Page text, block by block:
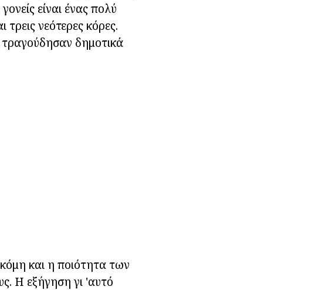
είναι ένας πολύ
νεότερες κόρες.
τραγούδησαν δημοτικά
και η ποιότητα των
Η εξήγηση γι 'αυτό